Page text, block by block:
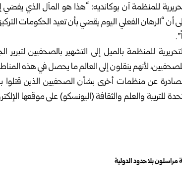
للمنظمة آن بوكانديه: “هذا هو المآل الذي
أن “الرهان الفعلي اليوم يقضي بأن تعيد الحكومات
للمنظمة بالميل إلى التشهير بالصحفيين
لأنهم ينقلون إلى العالم ما يحصل في هذه
عن منظمات أخرى بشأن الصحفيين الذين
بلا حدود الدولية